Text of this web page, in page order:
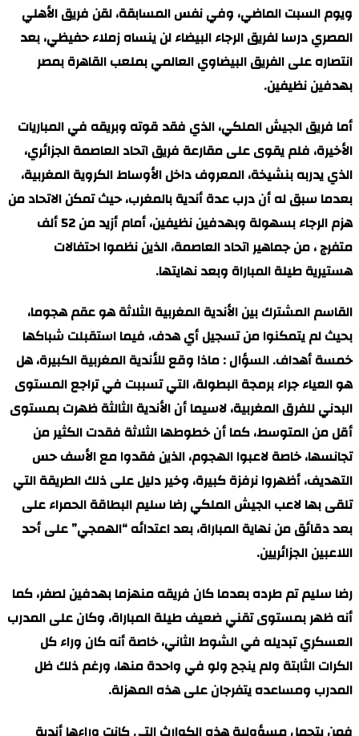
ويوم السبت الماضي، وفي نفس المسابقة، لقن فريق الأهلي
المصري درسا لفريق الرجاء البيضاء لن ينساه زملاء حفيظي، بعد
انتصاره على الفريق البيضاوي العالمي بملعب القاهرة بمصر
بهدفين نظيفين.
أما فريق الجيش الملكي، الذي فقد قوته وبريقه في المباريات
الأخيرة، فلم يقوى على مقارعة فريق اتحاد العاصمة الجزائري،
الذي يدربه بنشيخة، المعروف داخل الأوساط الكروية المغربية،
بعدما سبق له أن درب عدة أندية بالمغرب، حيث تمكن الاتحاد من
هزم الرجاء بسهولة وبهدفين نظيفين، أمام أزيد من 52 ألف
متفرج ، من جماهير اتحاد العاصمة، الذين نظموا احتفالات
هستيرية طيلة المباراة وبعد نهايتها.
القاسم المشترك بين الأندية المغربية الثلاثة هو عقم هجوما،
بحيث لم يتمكنوا من تسجيل أي هدف، فيما استقبلت شباكها
خمسة أهداف. السؤال : ماذا وقع للأندية المغربية الكبيرة، هل
هو العياء جراء برمجة البطولة، التي تسببت في تراجع المستوى
البدني للفرق المغربية، لاسيما أن الأندية الثالثة ظهرت بمستوى
أقل من المتوسط، كما أن خطوطها الثلاثة فقدت الكثير من
تجانسها، خاصة لاعبوا الهجوم، الذين فقدوا مع الأسف حس
التهديف، أظهروا نرفزة كبيرة، وخير دليل على ذلك الطريقة التي
تلقى بها لاعب الجيش الملكي رضا سليم البطاقة الحمراء على
بعد دقائق من نهاية المباراة، بعد اعتدائه “الهمجي” على أحد
اللاعبين الجزائريين.
رضا سليم تم طرده بعدما كان فريقه منهزما بهدفين لصفر، كما
أنه ظهر بمستوى تقني ضعيف طيلة المباراة، وكان على المدرب
العسكري تبديله في الشوط الثاني، خاصة أنه كان وراء كل
الكرات الثابتة ولم ينجح ولو في واحدة منها، ورغم ذلك ظل
المدرب ومساعده يتفرجان على هذه المهزلة.